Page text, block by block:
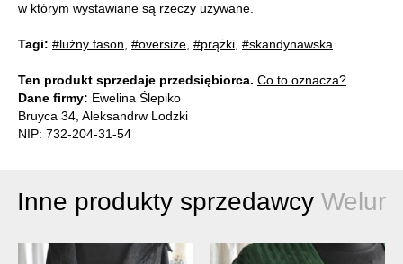
w którym wystawiane są rzeczy używane.
Tagi: #luźny fason #oversize #prążki #skandynawska
Ten produkt sprzedaje przedsiębiorca. Co to oznacza?
Dane firmy: Ewelina Ślepiko
Bruyca 34, Aleksandrw Lodzki
NIP: 732-204-31-54
Inne produkty sprzedawcy Welur